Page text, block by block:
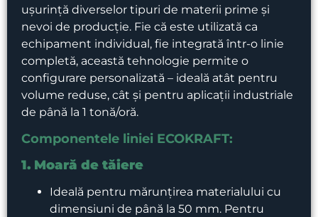
ușurință diverselor tipuri de materii prime și
nevoi de producție. Fie că este utilizată ca
echipament individual, fie integrată într-o linie
completă, această tehnologie permite o
configurare personalizată – ideală atât pentru
volume reduse, cât și pentru aplicații industriale
de până la 1 tonă/oră.
Componentele liniei ECOKRAFT:
1. Moară de tăiere
Ideală pentru mărunțirea materialului cu
dimensiuni de până la 50 mm. Pentru